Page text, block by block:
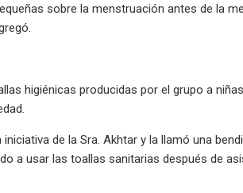
sobre la menstruación antes de la
higiénicas producidas por el grupo a
de la Sra. Akhtar y la llamó una
a usar las toallas sanitarias después de